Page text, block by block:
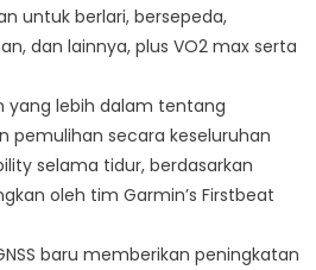
untuk berlari, bersepeda,
dan lainnya, plus VO2 max serta
yang lebih dalam tentang
pemulihan secara keseluruhan
selama tidur, berdasarkan
oleh tim Garmin’s Firstbeat
baru memberikan peningkatan